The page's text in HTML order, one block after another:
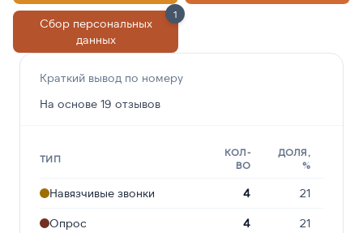
Сбор персональных
данных
1
Краткий вывод по номеру
На основе 19 отзывов
ТИП
КОЛ-
ВО
ДОЛЯ,
%
Навязчивые звонки 4 21
Опрос 4 21